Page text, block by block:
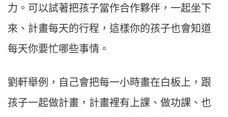
力。可以試著把孩子當作合作夥伴，一起坐下
來、計畫每天的行程，這樣你的孩子也會知道
每天你要忙哪些事情。​
​劉軒舉例，自己會把每一小時畫在白板上，跟
孩子一起做計畫，計畫裡有上課、做功課、也